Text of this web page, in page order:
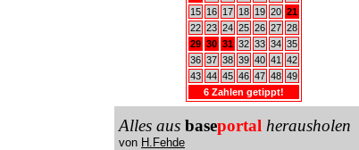
15
16 17 18 19 20 21
22 23 24 25 26 27 28
29 30 31 32 33 34 35
36 37 38 39 40 41
42
43 44 45 46 47 48 49
6 Zahlen getippt!
Alles aus baseportal herausholen
von H.Fehde